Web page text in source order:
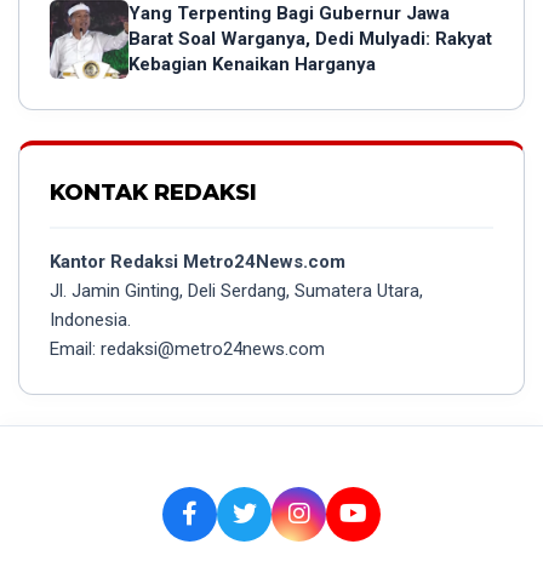
Yang Terpenting Bagi Gubernur Jawa
Barat Soal Warganya, Dedi Mulyadi: Rakyat
Kebagian Kenaikan Harganya
KONTAK REDAKSI
Kantor Redaksi Metro24News.com
Jl. Jamin Ginting, Deli Serdang, Sumatera Utara,
Indonesia.
Email: redaksi@metro24news.com